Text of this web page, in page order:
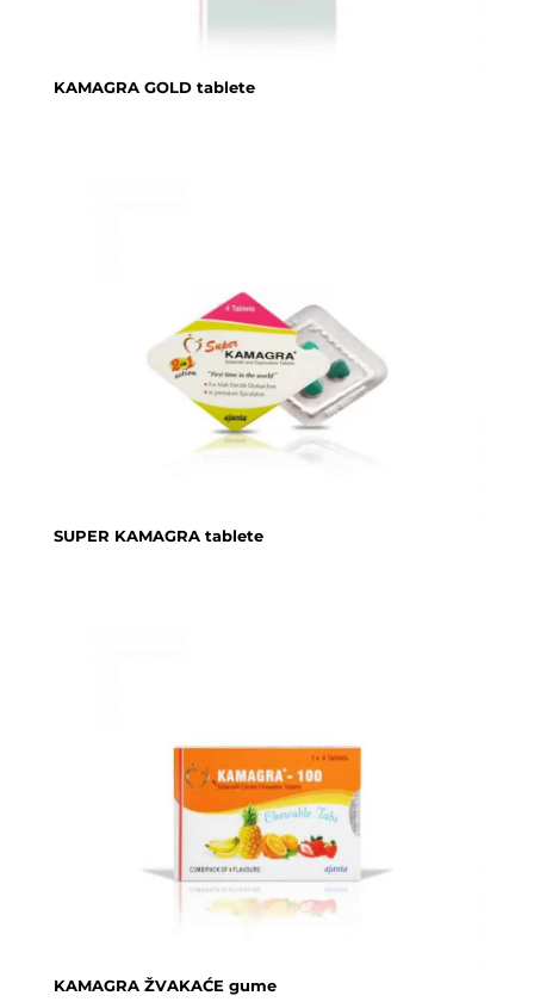
KAMAGRA GOLD tablete
SUPER KAMAGRA tablete
KAMAGRA ŽVAKAĆE gume